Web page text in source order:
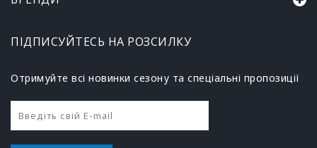
ПІДПИСУЙТЕСЬ НА РОЗСИЛКУ
Отримуйте всі новинки сезону та спеціальні пропозиції